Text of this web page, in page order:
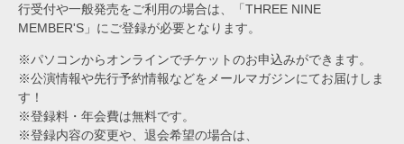
行受付や一般発売をご利用の場合は、「THREE NINE
MEMBER'S」にご登録が必要となります。
※パソコンからオンラインでチケットのお申込みができます。
※公演情報や先行予約情報などをメールマガジンにてお届けしま
す！
※登録料・年会費は無料です。
※登録内容の変更や、退会希望の場合は、